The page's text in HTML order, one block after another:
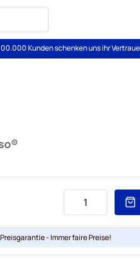
Kunden schenken uns ihr
- Immer faire Preise!